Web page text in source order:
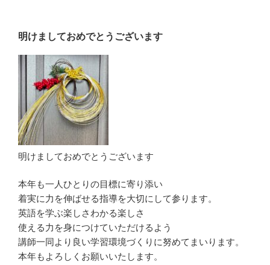
明けましておめでとうございます
明けましておめでとうございます
本年も一人ひとりの目標に寄り添い
着実に力を伸ばせる指導を大切にして参ります。
英語を学ぶ楽しさわかる楽しさ
使える力を身につけていただけるよう
講師一同より良い学習環境づくりに努めてまいります。
本年もよろしくお願いいたします。